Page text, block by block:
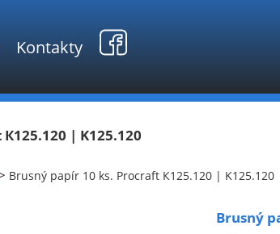
Kontakty
| K125.120
Brusný papír 10 ks. Procraft К125.120 | K125.120
Brusný